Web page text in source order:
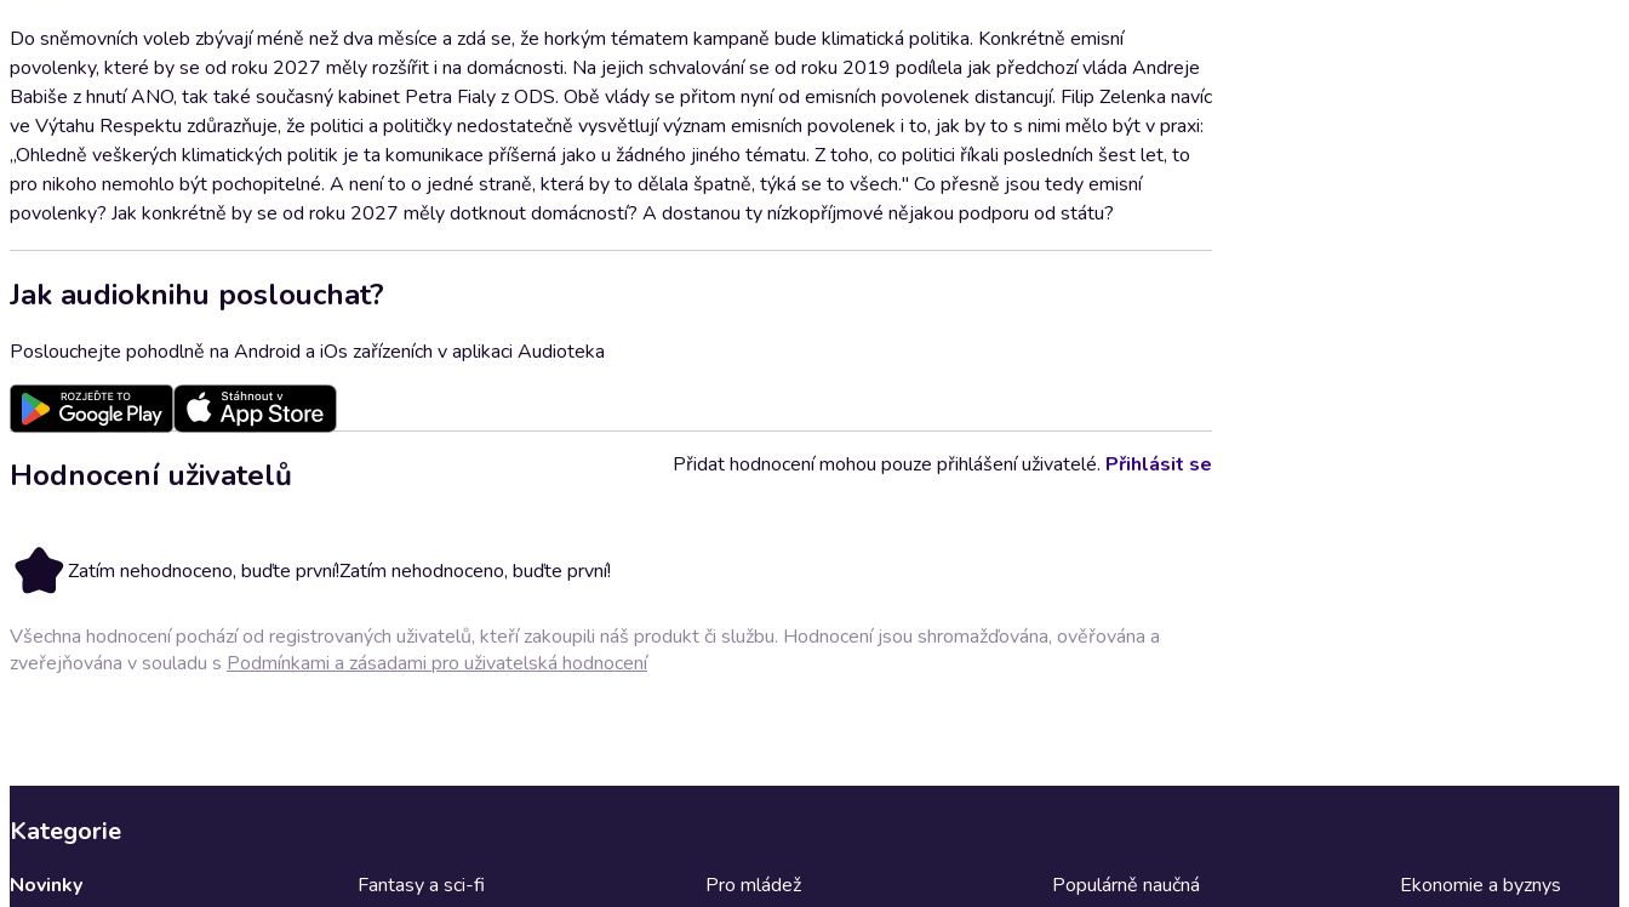
Do sněmovních voleb zbývají méně než dva měsíce a zdá se, že horkým tématem kampaně bude klimatická politika. Konkrétně emisní
povolenky, které by se od roku 2027 měly rozšířit i na domácnosti. Na jejich schvalování se od roku 2019 podílela jak předchozí vláda Andreje
Babiše z hnutí ANO, tak také současný kabinet Petra Fialy z ODS. Obě vlády se přitom nyní od emisních povolenek distancují. Filip Zelenka navíc
ve Výtahu Respektu zdůrazňuje, že politici a političky nedostatečně vysvětlují význam emisních povolenek i to, jak by to s nimi mělo být v praxi:
„Ohledně veškerých klimatických politik je ta komunikace příšerná jako u žádného jiného tématu. Z toho, co politici říkali posledních šest let, to
pro nikoho nemohlo být pochopitelné. A není to o jedné straně, která by to dělala špatně, týká se to všech." Co přesně jsou tedy emisní
povolenky? Jak konkrétně by se od roku 2027 měly dotknout domácností? A dostanou ty nízkopříjmové nějakou podporu od státu?
Jak audioknihu poslouchat?
Poslouchejte pohodlně na Android a iOs zařízeních v aplikaci Audioteka
Hodnocení uživatelů
Zatím nehodnoceno, buďte první!Zatím nehodnoceno, buďte první!
Přidat hodnocení mohou pouze přihlášení uživatelé. Přihlásit se
Všechna hodnocení pochází od registrovaných uživatelů, kteří zakoupili náš produkt či službu. Hodnocení jsou shromažďována, ověřována a
zveřejňována v souladu s Podmínkami a zásadami pro uživatelská hodnocení
Kategorie
Novinky
Fantasy a sci-fi
Pro mládež
Populárně naučná
Ekonomie a byznys